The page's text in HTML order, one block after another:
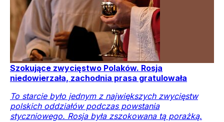
Szokujące zwycięstwo Polaków. Rosja
niedowierzała, zachodnia prasa gratulowała
To starcie było jednym z największych zwycięstw
polskich oddziałów podczas powstania
styczniowego. Rosja była zszokowana tą porażką.